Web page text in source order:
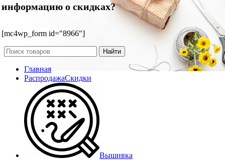
информацию о скидках?
[mc4wp_form id="8966"]
Найти
Главная
РаспродажаСкидки
Вышивка